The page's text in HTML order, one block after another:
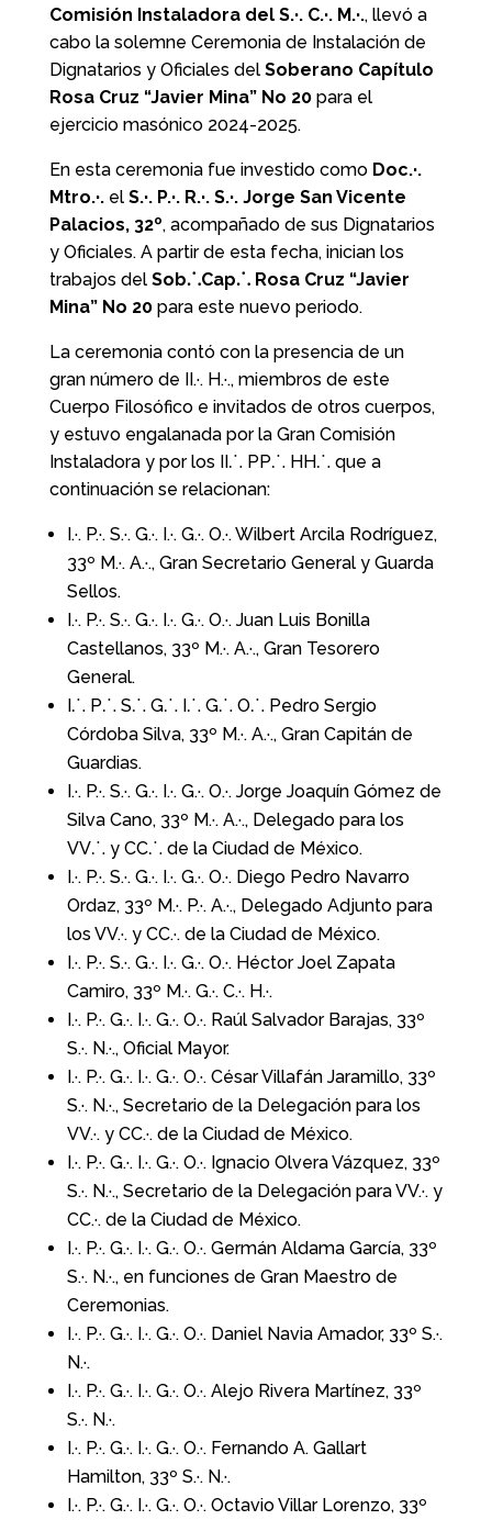
Comisión Instaladora del S.·. C.·. M .·., llevó a
cabo la solemne Ceremonia de Instalación de
Dignatarios y Oficiales del Soberano Capítulo
Rosa Cruz “Javier Mina” No 20 para el
ejercicio masónico 2024-2025.
En esta ceremonia fue investido como Doc.·.
Mtro.·. el S.·. P.·. R.·. S.·. Jorge San Vicente
Palacios, 32º, acompañado de sus Dignatarios
y Oficiales. A partir de esta fecha, inician los
trabajos del Sob⸫Cap⸫ Rosa Cruz “Javier
Mina” No 20 para este nuevo periodo.
La ceremonia contó con la presencia de un
gran número de II.·. H.·., miembros de este
Cuerpo Filosófico e invitados de otros cuerpos,
y estuvo engalanada por la Gran Comisión
Instaladora y por los II⸫ PP⸫ HH⸫ que a
continuación se relacionan:
I.·. P.·. S.·. G.·. I.·. G.·. O.·.Wilbert Arcila Rodríguez,
33º M.·. A.·., Gran Secretario General y Guarda
Sellos.
I.·. P.·. S.·. G.·. I.·. G.·. O.·. Juan Luis Bonilla
Castellanos, 33º M.·. A.·., Gran Tesorero
General.
I⸫ P⸫ S⸫ G⸫ I⸫ G⸫ O⸫ Pedro Sergio
Córdoba Silva, 33º M.·. A.·., Gran Capitán de
Guardias.
I.·. P.·. S.·. G.·. I.·. G.·. O.·. Jorge Joaquín Gómez de
Silva Cano, 33º M.·. A.·., Delegado para los
VV⸫ y CC⸫ de la Ciudad de México.
I.·. P.·. S.·. G.·. I.·. G.·. O.·. Diego Pedro Navarro
Ordaz, 33º M.·. P.·. A.·., Delegado Adjunto para
los VV.·. y CC.·. de la Ciudad de México.
I.·. P.·. S.·. G.·. I.·. G.·. O.·. Héctor Joel Zapata
Camiro, 33º M.·. G.·. C.·. H.·.
I.·. P.·. G.·. I.·. G.·. O.·. Raúl Salvador Barajas, 33º
S.·. N.·., Oficial Mayor.
I.·. P.·. G.·. I.·. G.·. O.·. César Villafán Jaramillo, 33º
S.·. N.·., Secretario de la Delegación para los
VV.·. y CC.·. de la Ciudad de México.
I.·. P.·. G.·. I.·. G.·. O.·. Ignacio Olvera Vázquez, 33º
S.·. N.·., Secretario de la Delegación para VV.·. y
CC.·. de la Ciudad de México.
I.·. P.·. G.·. I.·. G.·. O.·. Germán Aldama García, 33º
S.·. N.·., en funciones de Gran Maestro de
Ceremonias.
I.·. P.·. G.·. I.·. G.·. O.·.Daniel Navia Amador, 33º S.·.
N.·.
I.·. P.·. G.·. I.·. G.·. O.·.Alejo Rivera Martínez,33º
S.·. N.·.
I.·. P.·. G.·. I.·. G.·. O.·. Fernando A. Gallart
Hamilton, 33º S.·. N.·.
I.·. P.·. G.·. I.·. G.·. O.·. Octavio Villar Lorenzo, 33º